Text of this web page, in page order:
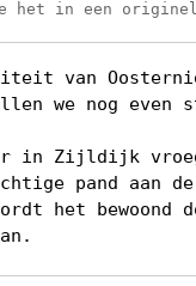
het in een
van
we nog even
in Zijldijk
pand aan de
het bewoond